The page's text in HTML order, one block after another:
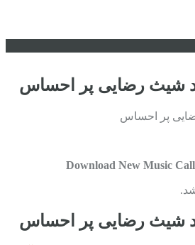
شیث رضایی پر احساس
پر احساس
Download New Music
شیث رضایی پر احساس